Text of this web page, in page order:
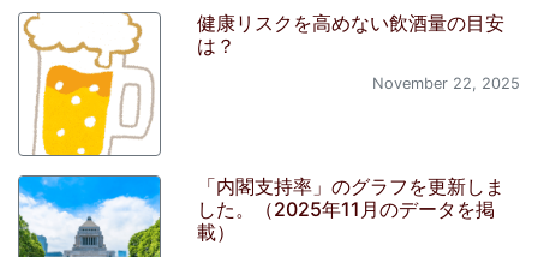
健康リスクを高めない飲酒量の目安
は？
November 22, 2025
「内閣支持率」のグラフを更新しま
した。（2025年11月のデータを掲
載）